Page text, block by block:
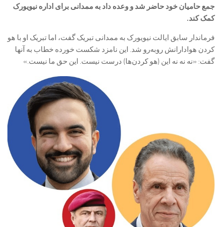
جمع حامیان خود حاضر شد و وعده داد به ممدانی برای اداره نیویورک
کمک کند.
فرماندار سابق ایالت نیویورک به ممدانی تبریک گفت، اما تبریک او با هو
کردن هوادارانش رو‌به‌رو شد. این نامزد شکست خورده خطاب به آنها
گفت: «نه نه نه این (هو کردن‌ها) درست نیست. این حق ما نیست.»